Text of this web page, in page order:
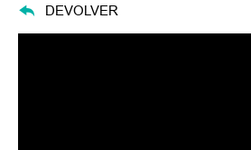
DEVOLVER